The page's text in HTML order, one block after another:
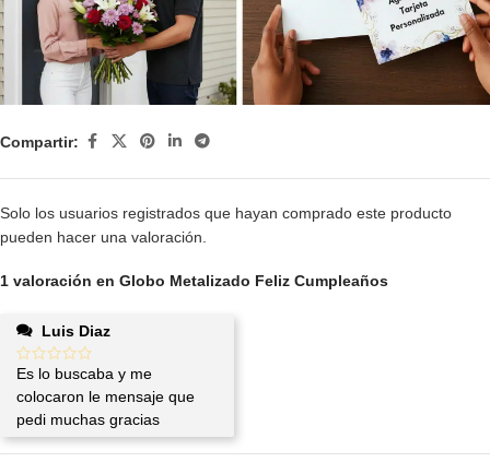
Compartir:
1 valoración en Globo Metalizado Feliz Cumpleaños
Luis Diaz
Es lo buscaba y me
colocaron le mensaje que
pedi muchas gracias
Solo los usuarios registrados que hayan comprado este producto
pueden hacer una valoración.